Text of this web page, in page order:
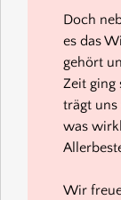
Doch
es das
gehört
Zeit ging
trägt uns
was
Wir